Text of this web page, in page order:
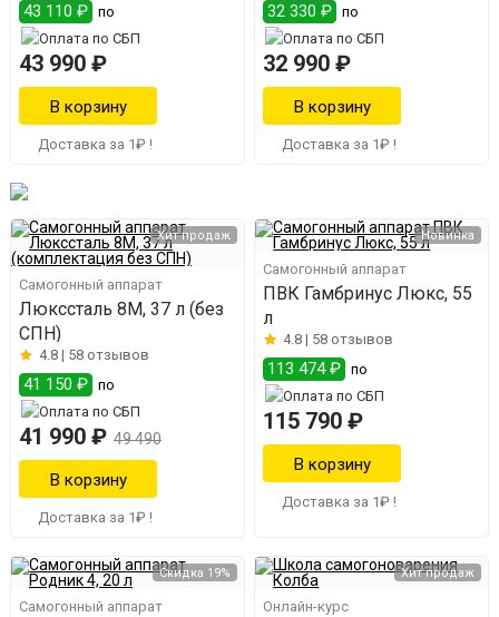
43 110 ₽ по
43 990 ₽
Доставка за 1₽ !
32 330 ₽ по
32 990 ₽
Доставка за 1₽ !
Хит продаж
Самогонный аппарат
Люкссталь 8М, 37 л (без
СПН)
4.8 | 58 отзывов
41 150 ₽ по
41 990 ₽ 49 490
Доставка за 1₽ !
Новинка
Самогонный аппарат
ПВК Гамбринус Люкс, 55
л
4.8 | 58 отзывов
113 474 ₽ по
115 790 ₽
Доставка за 1₽ !
Скидка 19%
Самогонный аппарат
Хит продаж
Онлайн-курс